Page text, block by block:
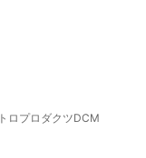
ロプロダクツDCM